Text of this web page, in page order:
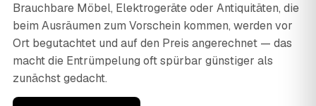
Brauchbare Möbel, Elektrogeräte oder Antiquitäten, die
beim Ausräumen zum Vorschein kommen, werden vor
Ort begutachtet und auf den Preis angerechnet — das
macht die Entrümpelung oft spürbar günstiger als
zunächst gedacht.